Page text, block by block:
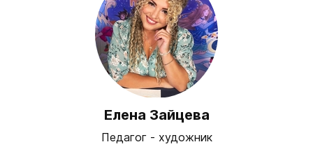
Елена Зайцева
Педагог - художник